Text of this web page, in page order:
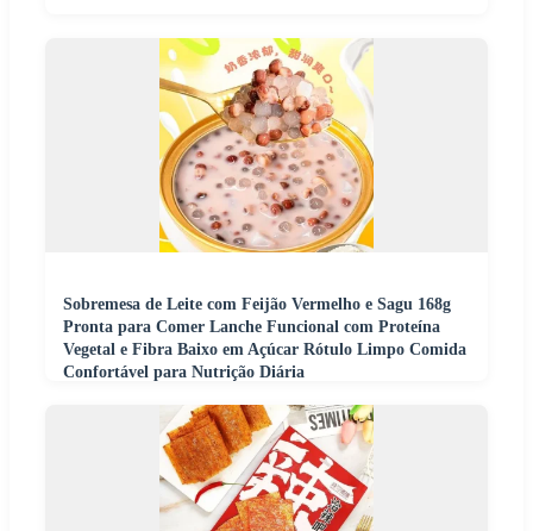
Sobremesa de Leite com Feijão Vermelho e Sagu 168g
Pronta para Comer Lanche Funcional com Proteína
Vegetal e Fibra Baixo em Açúcar Rótulo Limpo Comida
Confortável para Nutrição Diária